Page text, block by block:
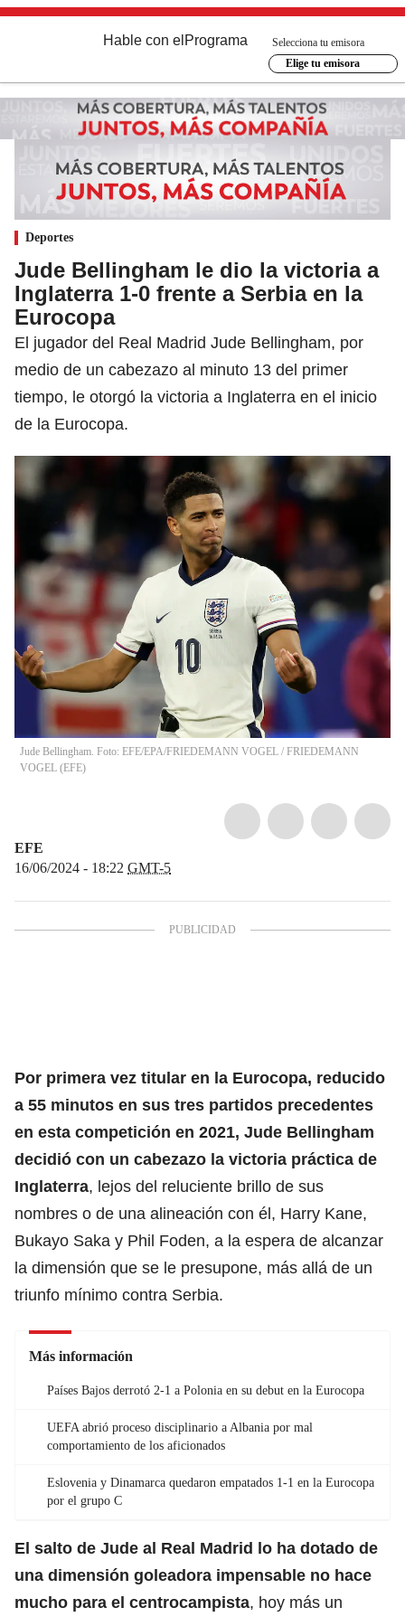
Hable con el Programa
Selecciona tu emisora
Elige tu emisora
Deportes
Jude Bellingham le dio la victoria a
Inglaterra 1-0 frente a Serbia en la
Eurocopa
El jugador del Real Madrid Jude Bellingham, por
medio de un cabezazo al minuto 13 del primer
tiempo, le otorgó la victoria a Inglaterra en el inicio
de la Eurocopa.
Jude Bellingham. Foto: EFE/EPA/FRIEDEMANN VOGEL / FRIEDEMANN
VOGEL (EFE)
EFE
16/06/2024 - 18:22 GMT-5
Por primera vez titular en la Eurocopa, reducido
a 55 minutos en sus tres partidos precedentes
en esta competición en 2021, Jude Bellingham
decidió con un cabezazo la victoria práctica de
Inglaterra, lejos del reluciente brillo de sus
nombres o de una alineación con él, Harry Kane,
Bukayo Saka y Phil Foden, a la espera de alcanzar
la dimensión que se le presupone, más allá de un
triunfo mínimo contra Serbia.
Más información
Países Bajos derrotó 2-1 a Polonia en su debut en la Eurocopa
UEFA abrió proceso disciplinario a Albania por mal
comportamiento de los aficionados
Eslovenia y Dinamarca quedaron empatados 1-1 en la Eurocopa
por el grupo C
El salto de Jude al Real Madrid lo ha dotado de
una dimensión goleadora impensable no hace
mucho para el centrocampista, hoy más un